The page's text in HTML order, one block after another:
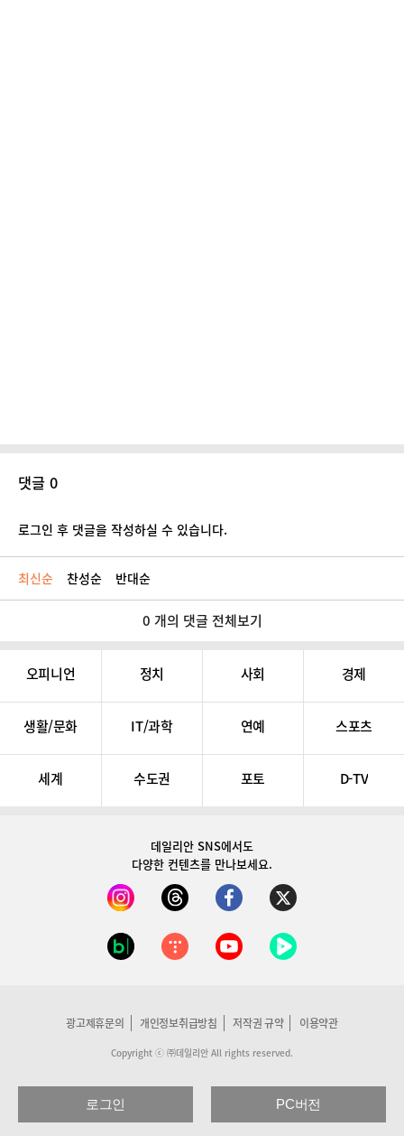
댓글 0
로그인 후 댓글을 작성하실 수 있습니다.
최신순 찬성순 반대순
0 개의 댓글 전체보기
오피니언 정치 사회 경제
생활/문화 IT/과학 연예 스포츠
세계 수도권 포토 D-TV
데일리안 SNS에서도
다양한 컨텐츠를 만나보세요.
광고제휴문의 개인정보취급방침 저작권 규약 이용약관
Copyright ⓒ ㈜데일리안 All rights reserved.
로그인 PC버전